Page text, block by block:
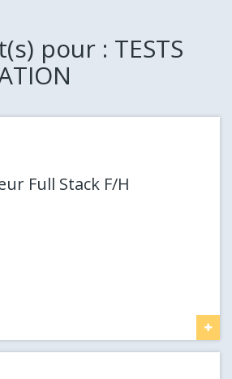
pour : TESTS
Full Stack F/H